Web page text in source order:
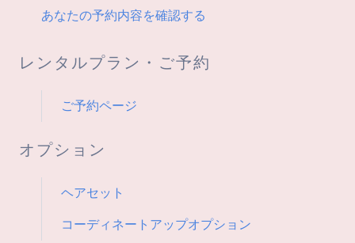
あなたの予約内容を確認する
レンタルプラン・ご予約
ご予約ページ
オプション
ヘアセット
コーディネートアップオプション